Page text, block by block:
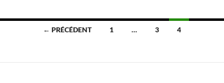
Navigation
articles
← PRÉCÉDENT 1 … 3 4